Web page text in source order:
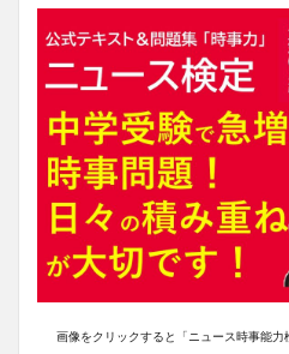
画像をクリックすると「ニュース時事能